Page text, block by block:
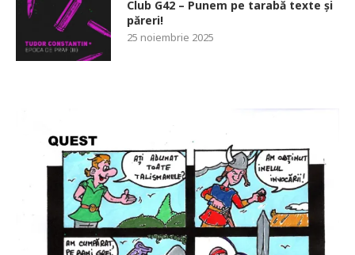
Club G42 – Punem pe tarabă texte și
păreri!
25 noiembrie 2025